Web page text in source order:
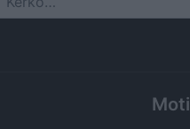
Moti